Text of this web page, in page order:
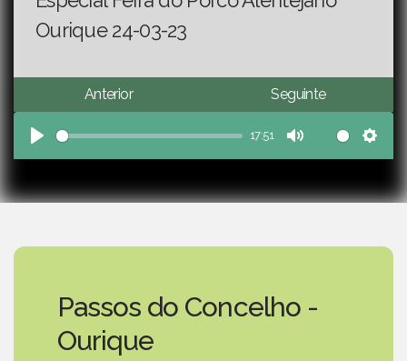
Ourique 24-03-23
Anterior Seguinte
Play
17:51
Mute
Passos do Concelho -
Ourique